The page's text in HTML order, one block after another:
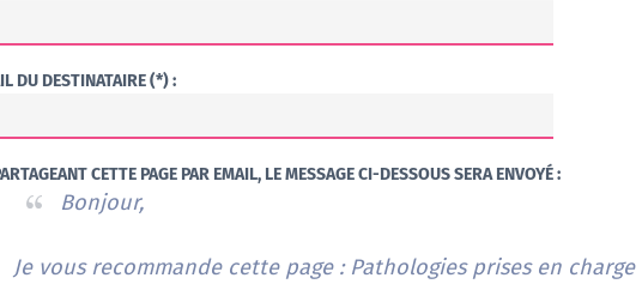
DU DESTINATAIRE (*) :
CETTE PAGE PAR EMAIL, LE MESSAGE CI-DESSOUS SERA ENVOYÉ :
Bonjour,